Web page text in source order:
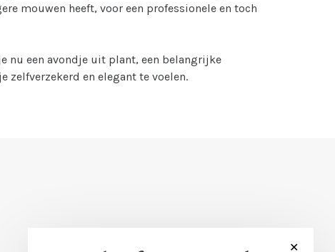
mouwen heeft, voor een professionele en toch
nu een avondje uit plant, een belangrijke
en elegant te voelen.
✕